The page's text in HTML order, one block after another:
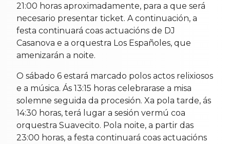
21:00 horas aproximadamente, para a que será
necesario presentar ticket. A continuación, a
festa continuará coas actuacións de DJ
Casanova e a orquestra Los Españoles, que
amenizarán a noite.
O sábado 6 estará marcado polos actos relixiosos
e a música. Ás 13:15 horas celebrarase a misa
solemne seguida da procesión. Xa pola tarde, ás
14:30 horas, terá lugar a sesión vermú coa
orquestra Suavecito. Pola noite, a partir das
23:00 horas, a festa continuará coas actuacións